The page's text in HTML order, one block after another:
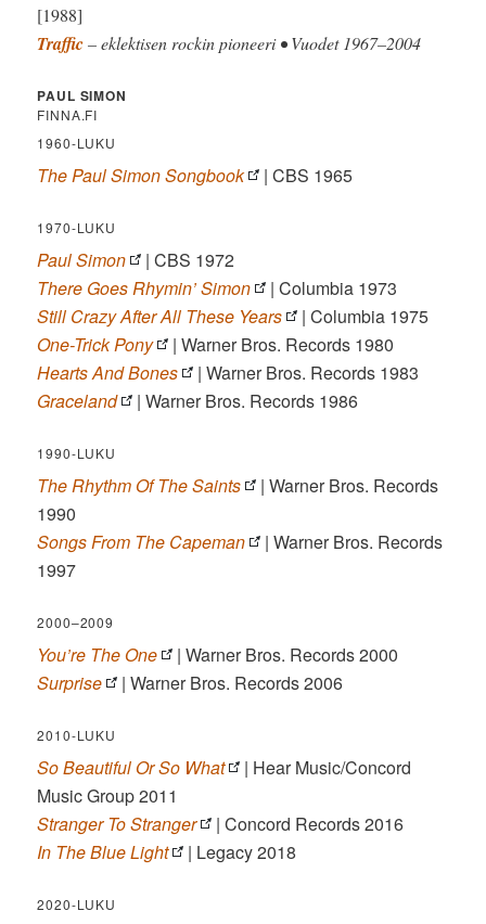
[1988]
Traffic– eklektisen rockin pioneeri • Vuodet 1967–2004
PAUL SIMON
FINNA.FI
1960-LUKU
The Paul Simon Songbook | CBS 1965
1970-LUKU
Paul Simon
| CBS 1972
There Goes Rhymin’ Simon
| Columbia 1973
Still Crazy After All These Years
| Columbia 1975
One-Trick Pony
| Warner Bros. Records 1980
Hearts And Bones
| Warner Bros. Records 1983
Graceland
| Warner Bros. Records 1986
1990-LUKU
The Rhythm Of The Saints
| Warner Bros. Records
1990
Songs From The Capeman
| Warner Bros. Records
1997
2000–2009
You’re The One
| Warner Bros. Records 2000
Surprise
| Warner Bros. Records 2006
2010-LUKU
So Beautiful Or So What
| Hear Music/Concord
Music Group 2011
Stranger To Stranger
| Concord Records 2016
In The Blue Light
| Legacy 2018
2020-LUKU